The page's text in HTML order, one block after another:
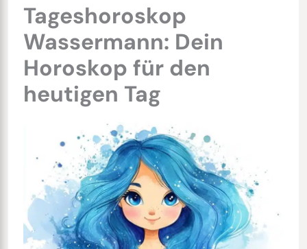
Tageshoroskop
Wassermann: Dein
Horoskop für den
heutigen Tag